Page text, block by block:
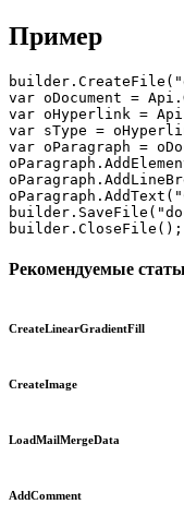
Пример
var oDocument =
var oHyperlink =
var sType =
var oParagraph =
builder.CloseFile();
Рекомендуемые
CreateLinearGradientFill
CreateImage
LoadMailMergeData
AddComment